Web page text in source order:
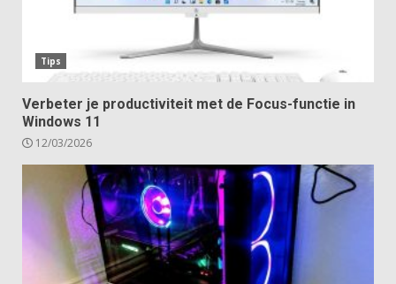
Tips
Verbeter je productiviteit met de Focus-functie in
Windows 11
12/03/2026